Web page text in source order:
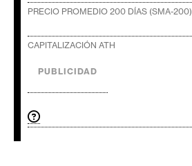
e
m
I
PRECIO PROMEDIO 200 DÍAS (SMA-200)
CAPITALIZACIÓN ATH
PUBLICIDAD